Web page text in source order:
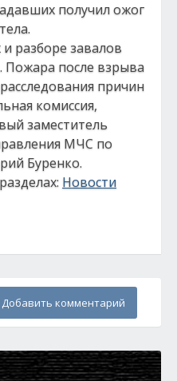
получил ожог
разборе завалов
Пожара после взрыва
причин
комиссия,
заместитель
МЧС по
Буренко.
Новости
Добавить комментарий